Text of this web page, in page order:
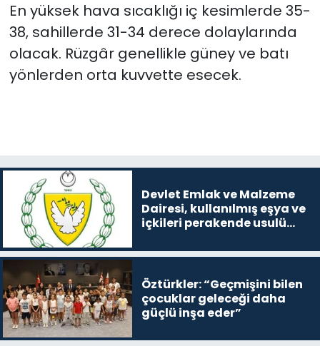
çıkaracak
En yüksek hava sıcaklığı iç kesimlerde 35-
38, sahillerde 31-34 derece dolaylarında
olacak. Rüzgâr genellikle güney ve batı
yönlerden orta kuvvette esecek.
Devlet Emlak ve Malzeme
Dairesi, kullanılmış eşya ve
içkileri perakende usulü
Öztürkler: “Geçmişini bilen
çocuklar geleceği daha
güçlü inşa eder”